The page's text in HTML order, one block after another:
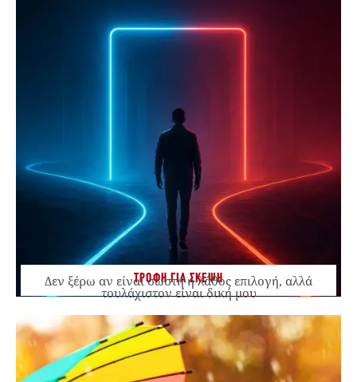
ΤΡΟΦΗ ΓΙΑ ΣΚΕΨΗ
Δεν ξέρω αν είναι σωστή ή λάθος επιλογή, αλλά
τουλάχιστον είναι δική μου